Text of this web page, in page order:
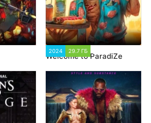
2024 29.7 ГБ
Welcome to ParadiZe